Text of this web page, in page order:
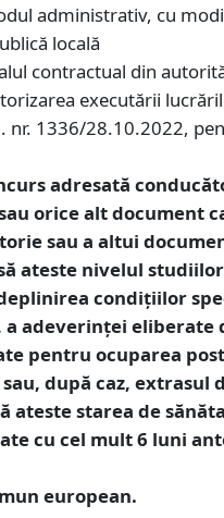
administrativ, cu
locală
contractual din
executării
nr. 1336/28.10.2022,
adresată
orice alt document
sau a altui
ateste nivelul
condiţiilor
adeverinţei
pentru ocuparea
după caz, extrasul
ateste starea de
cu cel mult 6 luni
european.